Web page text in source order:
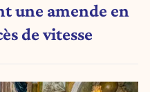
une amende en
de vitesse